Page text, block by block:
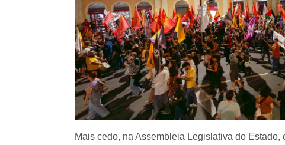
Mais cedo, na Assembleia Legislativa do